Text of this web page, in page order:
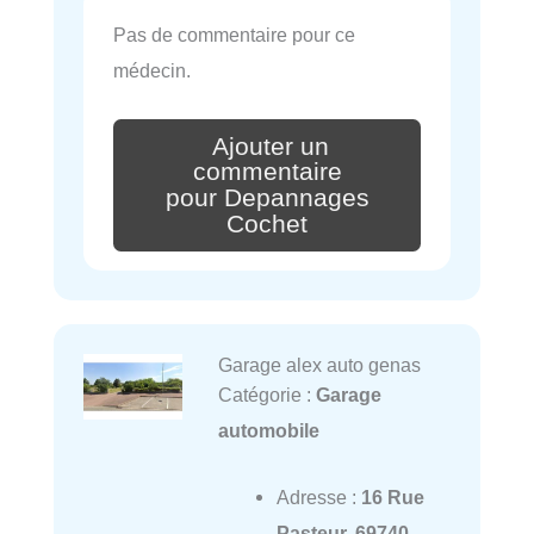
Pas de commentaire pour ce
médecin.
Ajouter un
commentaire
pour Depannages
Cochet
Garage alex auto genas
Catégorie : Garage
automobile
Adresse : 16 Rue